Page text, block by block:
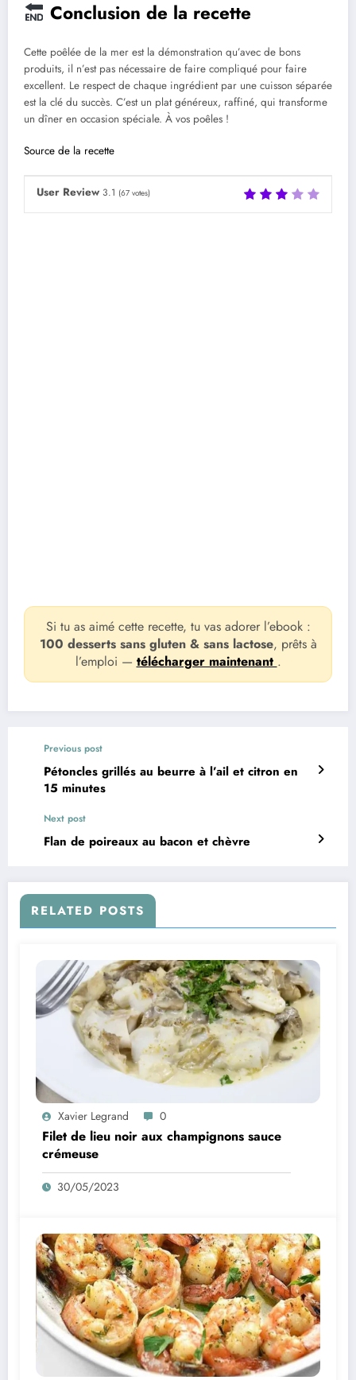
Conclusion de la recette
Cette poêlée de la mer est la démonstration qu’avec de bons
produits, il n’est pas nécessaire de faire compliqué pour faire
excellent. Le respect de chaque ingrédient par une cuisson séparée
est la clé du succès. C’est un plat généreux, raffiné, qui transforme
un dîner en occasion spéciale. À vos poêles !
Source de la recette
User Review 3.1 (67 votes)
Si tu as aimé cette recette, tu vas adorer l’ebook :
100 desserts sans gluten & sans lactose, prêts à
l’emploi — télécharger maintenant .
Previous post
Pétoncles grillés au beurre à l’ail et citron en
15 minutes
Next post
Flan de poireaux au bacon et chèvre
RELATED POSTS
Xavier Legrand 0
Filet de lieu noir aux champignons sauce
crémeuse
30/05/2023